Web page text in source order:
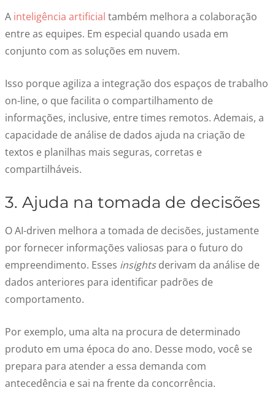
A inteligência artificial também melhora a colaboração
entre as equipes. Em especial quando usada em
conjunto com as soluções em nuvem.
Isso porque agiliza a integração dos espaços de trabalho
on-line, o que facilita o compartilhamento de
informações, inclusive, entre times remotos. Ademais, a
capacidade de análise de dados ajuda na criação de
textos e planilhas mais seguras, corretas e
compartilháveis.
3. Ajuda na tomada de decisões
O AI-driven melhora a tomada de decisões, justamente
por fornecer informações valiosas para o futuro do
empreendimento. Esses insightsderivam da análise de
dados anteriores para identificar padrões de
comportamento.
Por exemplo, uma alta na procura de determinado
produto em uma época do ano. Desse modo, você se
prepara para atender a essa demanda com
antecedência e sai na frente da concorrência.